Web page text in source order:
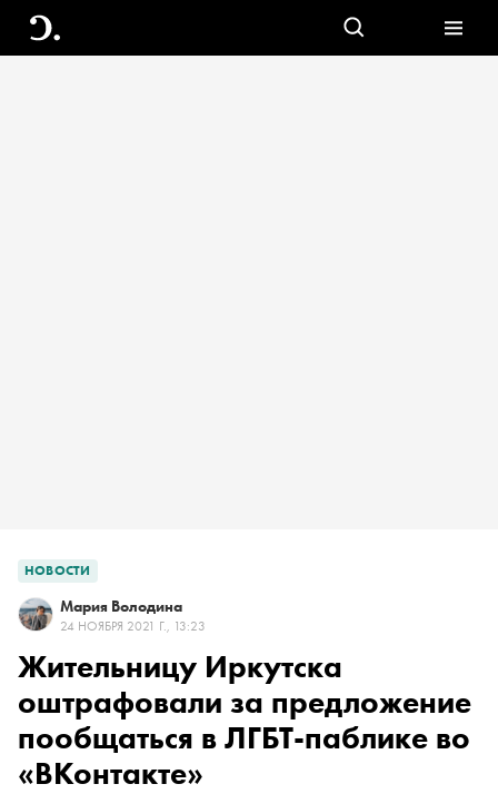
НОВОСТИ
Мария Володина
24 НОЯБРЯ 2021 Г., 13:23
Жительницу Иркутска
оштрафовали за предложение
пообщаться в ЛГБТ-паблике во
«ВКонтакте»